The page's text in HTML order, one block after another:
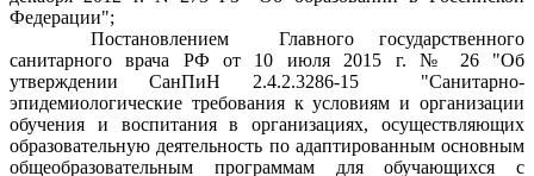
Федерации";
Постановлением Главного государственного
санитарного врача РФ
от 10 июля 2015 г. № 26 "Об
утверждении СанПиН 2.4.2.3286-15 "Санитарно-
эпидемиологические требования к условиям и организации
обучения и воспитания в организациях, осуществляющих
образовательную деятельность по адаптированным основным
общеобразовательным программам для обучающихся с